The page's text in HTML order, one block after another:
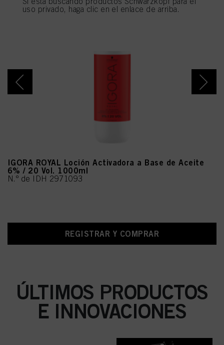
IGORA ROYAL Loción Activadora a Base de Aceite
6% / 20 Vol. 1000ml
N.º de IDH 2971093
REGISTRAR Y COMPRAR
ÚLTIMOS PRODUCTOS
E INNOVACIONES
uso privado, haga clic en el enlace de arriba.
utilizarán las cookies que sean técnicamente necesarias para proporcionarle
este sitio web .